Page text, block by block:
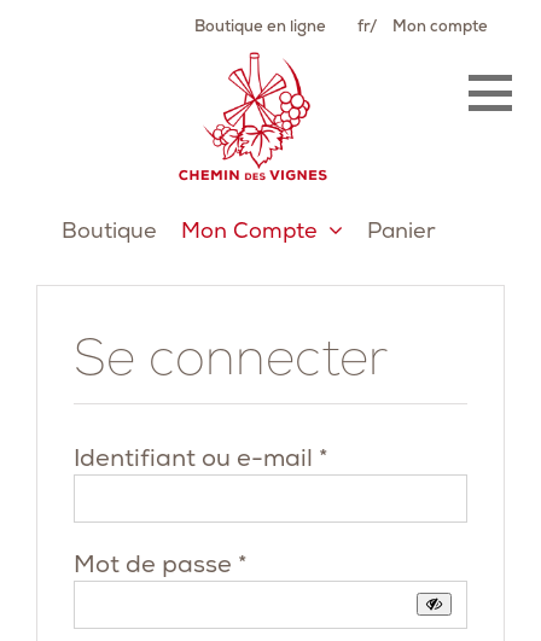
Boutique en ligne fr Mon compte
Boutique Mon Compte Panier
Se connecter
Identifiant ou e-mail *
Mot de passe *